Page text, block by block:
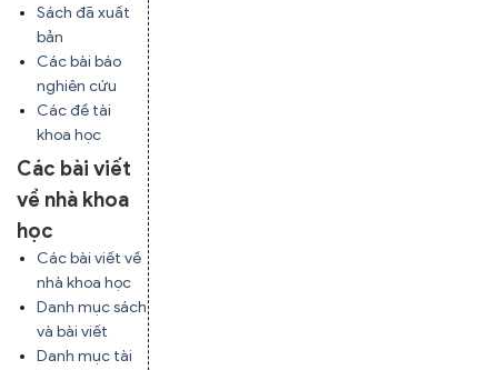
Sách đã xuất
bản
Các bài báo
nghiên cứu
Các đề tài
khoa học
Các bài viết
về nhà khoa
học
Các bài viết về
nhà khoa học
Danh mục sách
và bài viết
Danh mục tài